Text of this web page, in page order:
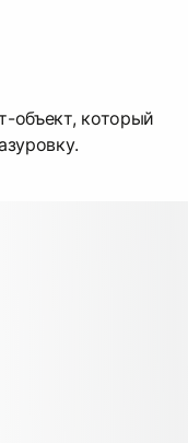
объект, который